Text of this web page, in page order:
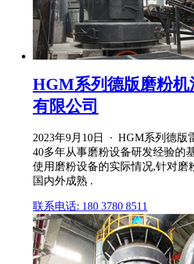
HGM系列德版磨粉机
有限公司
2023年9月10日 · HGM系列德版
40多年从事磨粉设备研发经验的
使用磨粉设备的实际情况,针对磨
国内外成熟 .
联系电话: 180 3780 8511